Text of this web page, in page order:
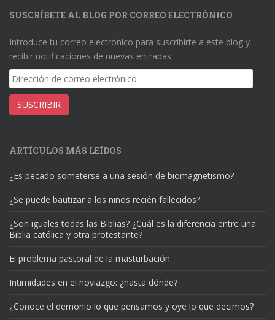
SUSCRÍBETE AL BLOG POR CORREO ELECTRÓNICO
Introduce tu correo electrónico para suscribirte a este blog y
recibir notificaciones de nuevas entradas.
Dirección
de
correo
electrónico
SUSCRIBIR
ARTÍCULOS MÁS LEÍDOS
¿Es pecado someterse a una sesión de biomagnetismo?
¿Se puede bautizar a los niños recién fallecidos?
¿Son iguales todas las Biblias? ¿Cuál es la diferencia entre una
Biblia católica y otra protestante?
El problema pastoral de la masturbación
Intimidades en el noviazgo: ¿hasta dónde?
¿Conoce el demonio lo que pensamos y oye lo que decimos?